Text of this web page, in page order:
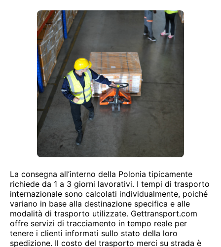
La consegna all’interno della Polonia tipicamente
richiede da 1 a 3 giorni lavorativi. I tempi di trasporto
internazionale sono calcolati individualmente, poiché
variano in base alla destinazione specifica e alle
modalità di trasporto utilizzate. Gettransport.com
offre servizi di tracciamento in tempo reale per
tenere i clienti informati sullo stato della loro
spedizione. Il costo del trasporto merci su strada è